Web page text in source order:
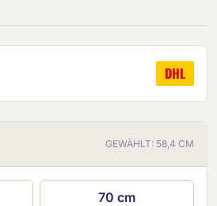
DHL
GEWÄHLT: 58,4 CM
70 cm